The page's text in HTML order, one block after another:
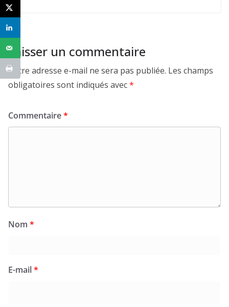
Laisser un commentaire
Votre adresse e-mail ne sera pas publiée. Les champs
obligatoires sont indiqués avec*
Commentaire*
Nom *
E-mail*